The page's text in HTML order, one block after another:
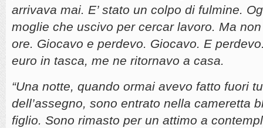
arrivava mai. E’ stato un colpo di fulmine.
moglie che uscivo per cercar lavoro. Ma
ore. Giocavo e perdevo. Giocavo. E
euro in tasca, me ne ritornavo a casa.
“Una notte, quando ormai avevo fatto fuori
dell’assegno, sono entrato nella cameretta
figlio. Sono rimasto per un attimo a